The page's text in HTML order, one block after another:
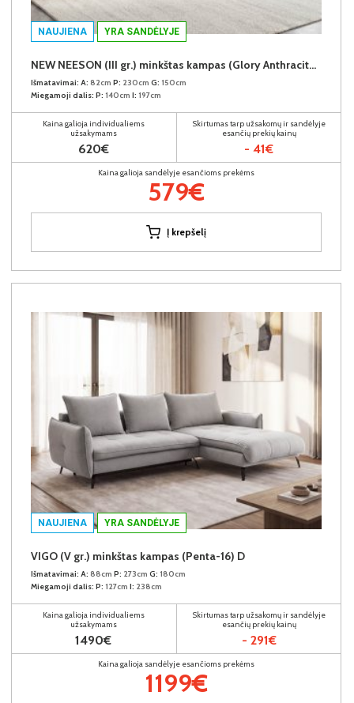
NAUJIENA YRA SANDĖLYJE
NEW NEESON (III gr.) minkštas kampas (Glory Anthracite-18)
Išmatavimai: A: 82cm P: 230cm G: 150cm
Miegamoji dalis: P: 140cm I: 197cm
Kaina galioja individualiems
užsakymams
620€
Skirtumas tarp užsakomų ir sandėlyje
esančių prekių kainų
- 41€
Kaina galioja sandėlyje esančioms prekėms
579€
Į krepšelį
NAUJIENA YRA SANDĖLYJE
VIGO (V gr.) minkštas kampas (Penta-16) D
Išmatavimai: A: 88cm P: 273cm G: 180cm
Miegamoji dalis: P: 127cm I: 238cm
Kaina galioja individualiems
užsakymams
1490€
Skirtumas tarp užsakomų ir sandėlyje
esančių prekių kainų
- 291€
Kaina galioja sandėlyje esančioms prekėms
1199€